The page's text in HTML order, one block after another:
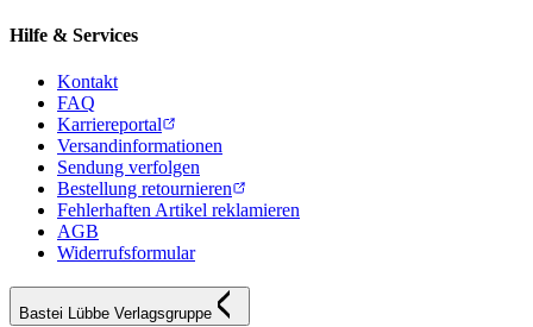
Hilfe & Services
Kontakt
FAQ
Karriereportal
Versandinformationen
Sendung verfolgen
Bestellung retournieren
Fehlerhaften Artikel reklamieren
AGB
Widerrufsformular
Bastei Lübbe Verlagsgruppe